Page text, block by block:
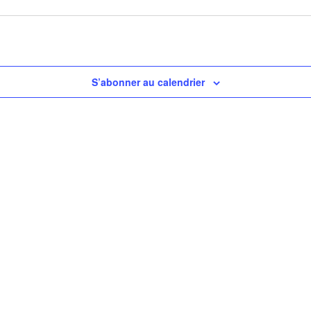
S’abonner au calendrier